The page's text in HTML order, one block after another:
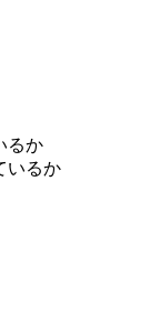
るか
いるか